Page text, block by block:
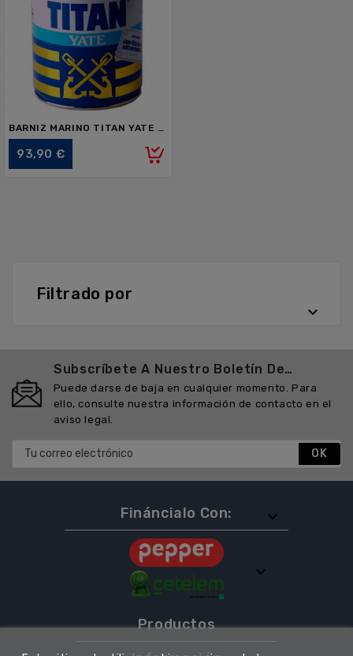
BARNIZ MARINO TITAN YATE 4L
93,90 €
Filtrado por

Subscríbete A Nuestro Boletín De
Noticias
Puede darse de baja en cualquier momento. Para
ello, consulte nuestra información de contacto en el
aviso legal.
Fináncialo Con: 
Productos
